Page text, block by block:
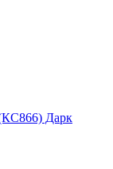
Дарк